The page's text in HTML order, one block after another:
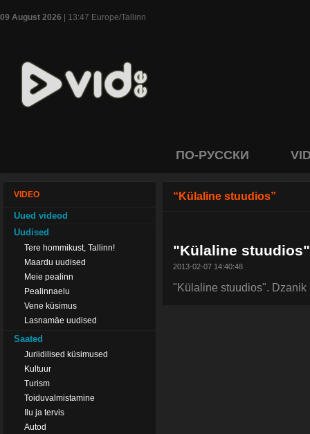
09 August 2026 | 13:47 Europe/Tallinn
ПО-РУССКИ
VIDEO
Uued videod
Uudised
Tere hommikust, Tallinn!
Maardu uudised
Meie pealinn
Pealinnaelu
Vene küsimus
Lasnamäe uudised
Saated
Juriidilised küsimused
Kultuur
Turism
Toiduvalmistamine
Ilu ja tervis
Autod
“Külaline stuudios”
"Külaline
2013-02-07 14:40:48
"Külaline stuudios". Dzanik